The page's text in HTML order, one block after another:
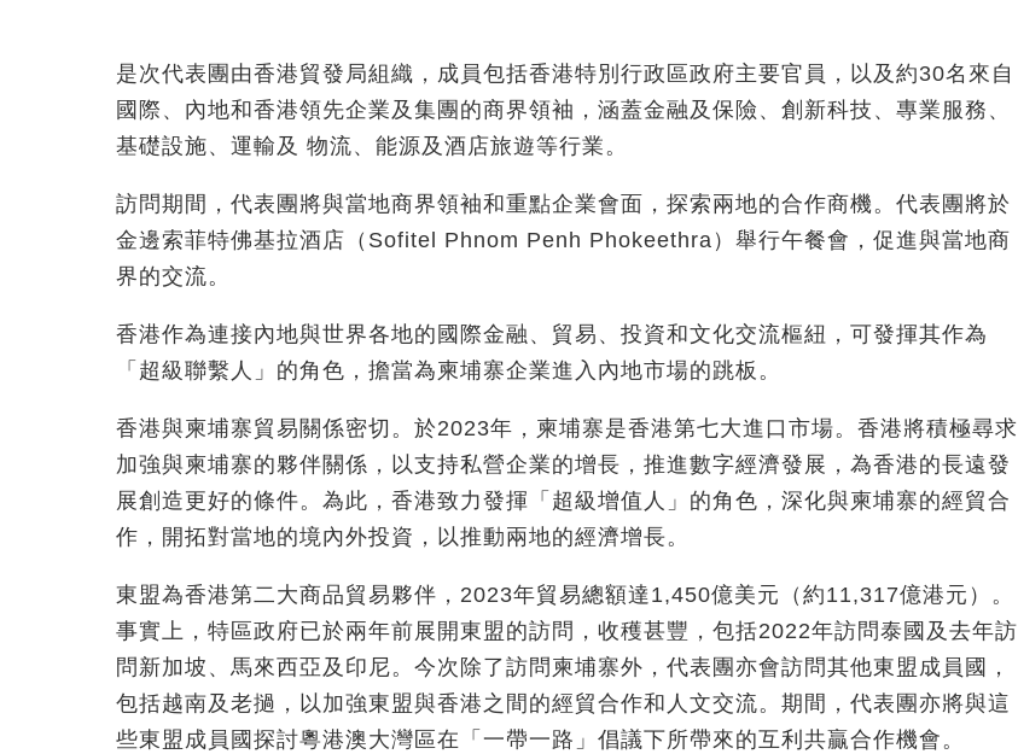
是次代表團由香港貿發局組織，成員包括香港特別行政區政府主要官員，以及約30名來自
國際、內地和香港領先企業及集團的商界領袖，涵蓋金融及保險、創新科技、專業服務、
基礎設施、運輸及 物流、能源及酒店旅遊等行業。
訪問期間，代表團將與當地商界領袖和重點企業會面，探索兩地的合作商機。代表團將於
金邊索菲特佛基拉酒店（Sofitel Phnom Penh Phokeethra）舉行午餐會，促進與當地商
界的交流。
香港作為連接內地與世界各地的國際金融、貿易、投資和文化交流樞紐，可發揮其作為
「超級聯繫人」的角色，擔當為柬埔寨企業進入內地市場的跳板。
香港與柬埔寨貿易關係密切。於2023年，柬埔寨是香港第七大進口市場。香港將積極尋求
加強與柬埔寨的夥伴關係，以支持私營企業的增長，推進數字經濟發展，為香港的長遠發
展創造更好的條件。為此，香港致力發揮「超級增值人」的角色，深化與柬埔寨的經貿合
作，開拓對當地的境內外投資，以推動兩地的經濟增長。
東盟為香港第二大商品貿易夥伴，2023年貿易總額達 1,450億美元（約11,317億港元）。
事實上，特區政府已於兩年前展開東盟的訪問，收穫甚豐，包括2022年訪問泰國及去年訪
問新加坡、馬來西亞及印尼。今次除了訪問柬埔寨外，代表團亦會訪問其他東盟成員國，
包括越南及老撾，以加強東盟與香港之間的經貿合作和人文交流。期間，代表團亦將與這
些東盟成員國探討粵港澳大灣區在「一帶一路」倡議下所帶來的互利共贏合作機會。